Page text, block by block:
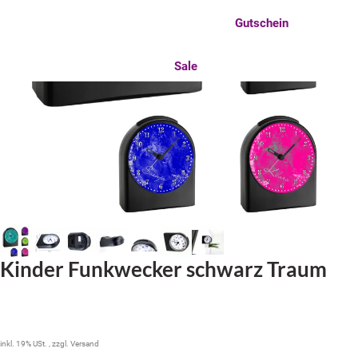
Gutschein
Sale
Kinder Funkwecker schwarz Traum
inkl. 19% USt. , zzgl. Versand